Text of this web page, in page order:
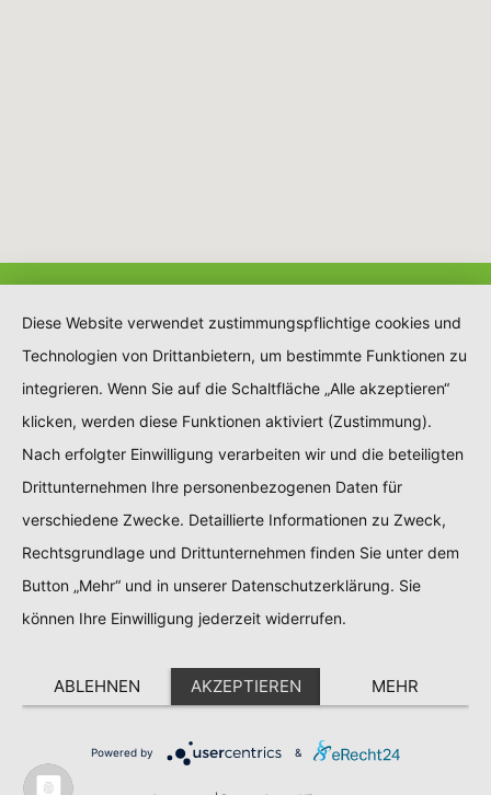
Diese Website verwendet zustimmungspflichtige cookies und
Technologien von Drittanbietern, um bestimmte Funktionen zu
integrieren. Wenn Sie auf die Schaltfläche „Alle akzeptieren“
klicken, werden diese Funktionen aktiviert (Zustimmung).
Nach erfolgter Einwilligung verarbeiten wir und die beteiligten
Drittunternehmen Ihre personenbezogenen Daten für
verschiedene Zwecke. Detaillierte Informationen zu Zweck,
Rechtsgrundlage und Drittunternehmen finden Sie unter dem
Button „Mehr“ und in unserer Datenschutzerklärung. Sie
können Ihre Einwilligung jederzeit widerrufen.
ABLEHNEN AKZEPTIEREN MEHR
Powered by &